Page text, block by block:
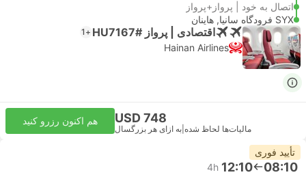
اتصال به خود | پرواز+پرواز
SYX فرودگاه سانیا, هاینان
اقتصادی | پرواز #HU7167 +1
Hainan Airlines
USD 748
مالیات‌ها لحاظ شده به ازای هر بزرگسال
هم اکنون رزرو کنید
تأیید فوری
08:10
12:10
4h